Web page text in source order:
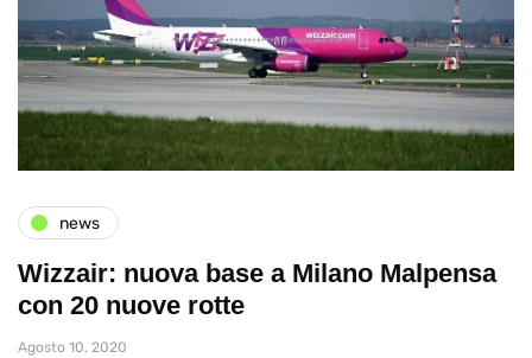
news
Wizzair: nuova base a Milano Malpensa
con 20 nuove rotte
Agosto 10, 2020